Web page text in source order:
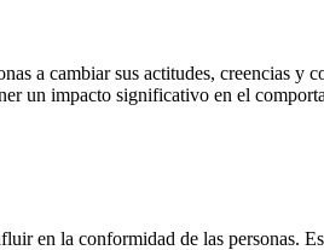
a cambiar sus actitudes, creencias y
un impacto significativo en el
en la conformidad de las personas.